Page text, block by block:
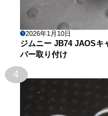
2026年1月10日
ジムニー JB74 JAOSキ
パー取り付け
4